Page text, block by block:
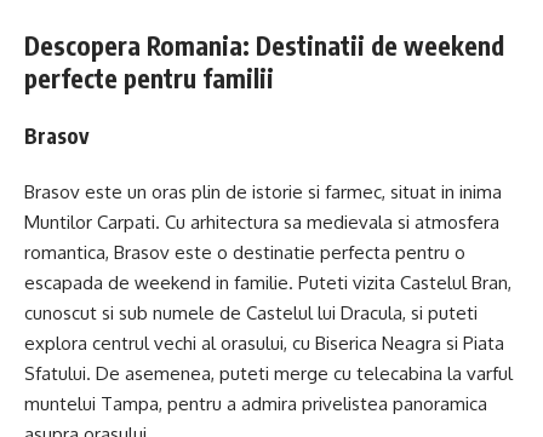
Descopera Romania: Destinatii de weekend
perfecte pentru familii
Brasov
Brasov este un oras plin de istorie si farmec, situat in inima
Muntilor Carpati. Cu arhitectura sa medievala si atmosfera
romantica, Brasov este o destinatie perfecta pentru o
escapada de weekend in familie. Puteti vizita Castelul Bran,
cunoscut si sub numele de Castelul lui Dracula, si puteti
explora centrul vechi al orasului, cu Biserica Neagra si Piata
Sfatului. De asemenea, puteti merge cu telecabina la varful
muntelui Tampa, pentru a admira privelistea panoramica